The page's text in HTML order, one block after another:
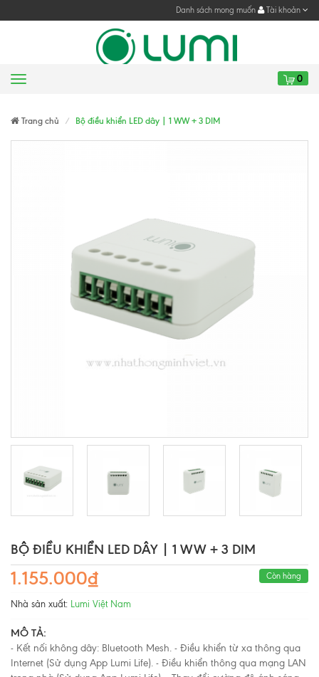
Danh sách mong muốn Tài khoản
Menu 0
Trang chủ Bộ điều khiển LED dây | 1 WW + 3 DIM
BỘ ĐIỀU KHIỂN LED DÂY | 1 WW + 3 DIM
1.155.000₫ Còn hàng
Nhà sản xuất: Lumi Việt Nam
MÔ TẢ:
- Kết nối không dây: Bluetooth Mesh. - Điều khiển từ xa thông qua
Internet (Sử dụng App Lumi Life). - Điều khiển thông qua mạng LAN